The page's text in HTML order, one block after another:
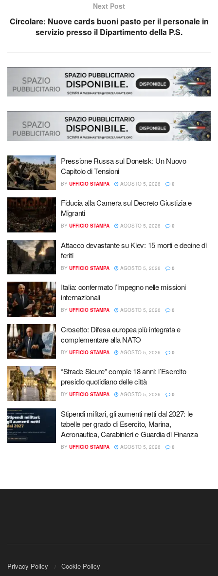
Next Post
Circolare: Nuove cards buoni pasto per il personale in
servizio presso il Dipartimento della P.S.
Pressione Russa sul Donetsk: Un Nuovo
Capitolo di Tensioni
BY UFFICIO STAMPA AGOSTO 5, 2026 0
Fiducia alla Camera sul Decreto Giustizia e
Migranti
BY UFFICIO STAMPA AGOSTO 5, 2026 0
Attacco devastante su Kiev: 15 morti e decine di
feriti
BY UFFICIO STAMPA AGOSTO 5, 2026 0
Italia: confermato l’impegno nelle missioni
internazionali
BY UFFICIO STAMPA AGOSTO 5, 2026 0
Crosetto: Difesa europea più integrata e
complementare alla NATO
BY UFFICIO STAMPA AGOSTO 5, 2026 0
“Strade Sicure” compie 18 anni: l’Esercito
presidio quotidiano delle città
BY UFFICIO STAMPA AGOSTO 5, 2026 0
Stipendi militari, gli aumenti netti dal 2027: le
tabelle per grado di Esercito, Marina,
Aeronautica, Carabinieri e Guardia di Finanza
BY UFFICIO STAMPA AGOSTO 5, 2026 0
Privacy Policy Cookie Policy